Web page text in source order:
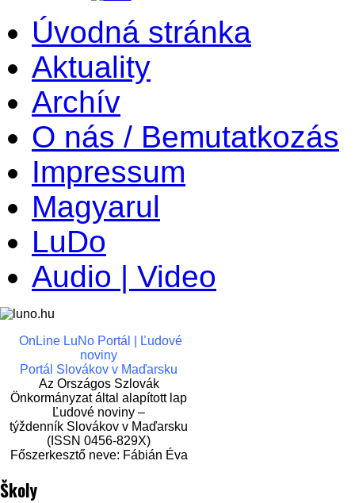
Úvodná stránka
Aktuality
Archív
O nás / Bemutatkozás
Impressum
Magyarul
LuDo
Audio | Video
OnLine LuNo Portál | Ľudové
noviny
Portál Slovákov v Maďarsku
Az Országos Szlovák
Önkormányzat által alapított lap
Ľudové noviny –
týždenník Slovákov v Maďarsku
(ISSN 0456-829X)
Főszerkesztő neve: Fábián Éva
Školy